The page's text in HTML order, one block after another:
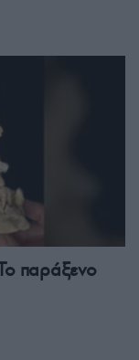
παράξενο